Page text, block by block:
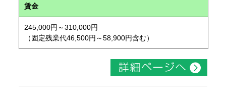
賃金
245,000円～310,000円
（固定残業代46,500円～58,900円含む）